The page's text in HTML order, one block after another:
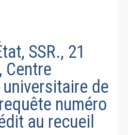
SSR., 21
Centre
de
numéro
au recueil